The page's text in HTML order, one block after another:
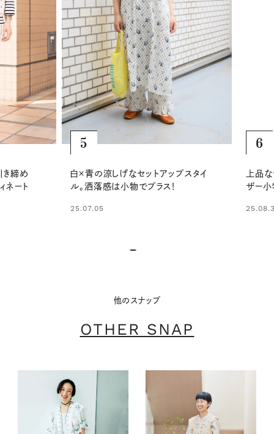
締め
ート
白×青の涼しげなセットアップスタイ
ル。洒落感は小物でプラス！
25.07.05
上品なシ
ザー小
25.08.30
他のスナップ
OTHER SNAP